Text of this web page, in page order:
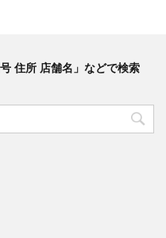
住所 店舗名」などで検索